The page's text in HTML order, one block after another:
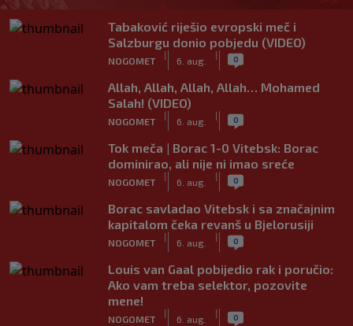
Tabaković riješio evropski meč i
Salzburgu donio pobjedu (VIDEO)
NOGOMET
|
6. aug.
| 0
Allah, Allah, Allah, Allah… Mohamed
Salah! (VIDEO)
NOGOMET
|
6. aug.
| 0
Tok meča | Borac 1-0 Vitebsk: Borac
dominirao, ali nije ni imao sreće
NOGOMET
|
6. aug.
| 0
Borac savladao Vitebsk i sa značajnim
kapitalom čeka revanš u Bjelorusiji
NOGOMET
|
6. aug.
| 0
Louis van Gaal pobijedio rak i poručio:
Ako vam treba selektor, pozovite
mene!
NOGOMET
|
6. aug.
| 0